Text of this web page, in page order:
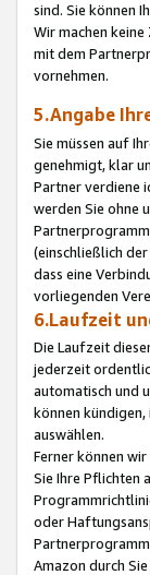
sind. Sie können
Wir machen
mit dem
vornehmen.
5.Angabe
Sie müssen auf
genehmigt, klar
Partner verdiene
werden Sie ohne
Partnerprogramm
(einschließlich
dass eine
vorliegenden
6.Laufzeit
Die Laufzeit
jederzeit
automatisch und
können
auswählen.
Ferner können
Sie Ihre Pflichten
oder
Amazon durch